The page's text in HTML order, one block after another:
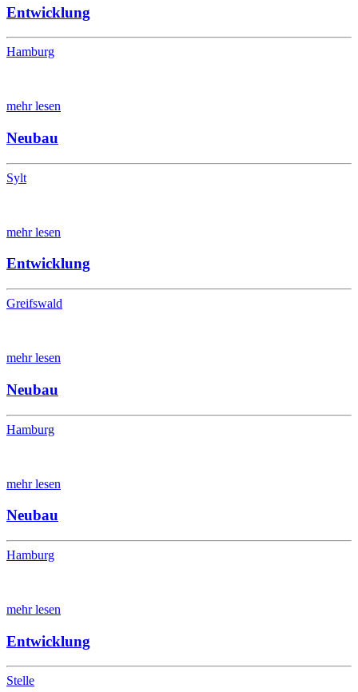
Entwicklung
Hamburg
mehr lesen
Neubau
Sylt
mehr lesen
Entwicklung
Greifswald
mehr lesen
Neubau
Hamburg
mehr lesen
Neubau
Hamburg
mehr lesen
Entwicklung
Stelle